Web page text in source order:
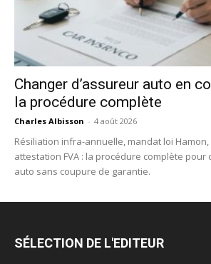
Changer d’assureur auto en
la procédure complète
Charles Albisson - 4 août 2026
Résiliation infra-annuelle, mandat loi
attestation FVA : la procédure complète
auto sans coupure de garantie.
SÉLECTION DE L'EDITEUR